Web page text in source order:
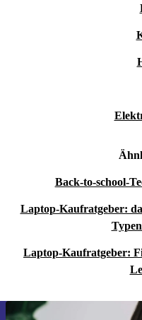
Back-to-school-
Laptop-Kaufratgeber:
Laptop-Kaufratgeber: